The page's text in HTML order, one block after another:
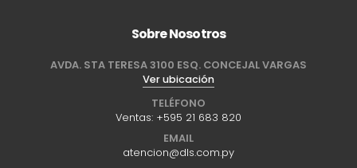
Sobre Nosotros
AVDA. STA TERESA 3100 ESQ. CONCEJAL VARGAS
Ver ubicación
TELÉFONO
Ventas: +595 21 683 820
EMAIL
atencion@dls.com.py